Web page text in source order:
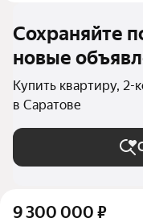
Сохраняйте
новые
Купить квартиру, 2-
в Саратове
9 300 000 ₽